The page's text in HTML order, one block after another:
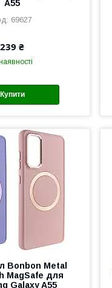
A55
69627
239 ₴
Купити
Bonbon Metal
MagSafe для
Galaxy A55